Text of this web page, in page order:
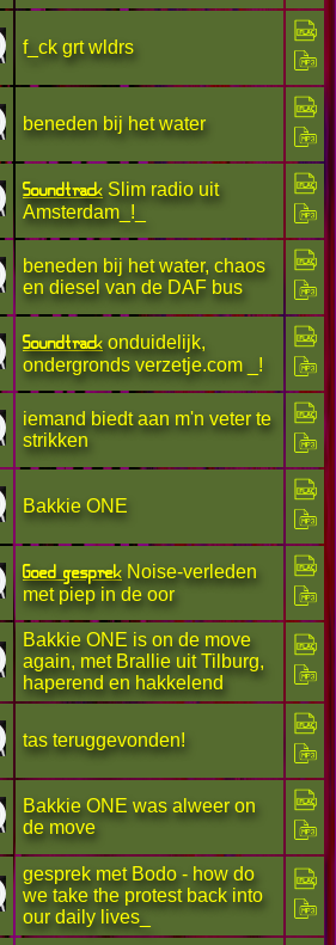
f_ck grt wldrs
beneden bij het water
Soundtrack Slim radio uit
Amsterdam_!_
beneden bij het water, chaos
en diesel van de DAF bus
Soundtrack onduidelijk,
ondergronds verzetje.com _!
iemand biedt aan m'n veter te
strikken
Bakkie ONE
Goed gesprek Noise-verleden
met piep in de oor
Bakkie ONE is on de move
again, met Brallie uit Tilburg,
haperend en hakkelend
tas teruggevonden!
Bakkie ONE was alweer on
de move
gesprek met Bodo - how do
we take the protest back into
our daily lives_